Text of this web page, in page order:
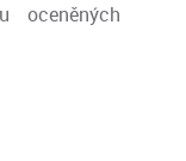
oceněných